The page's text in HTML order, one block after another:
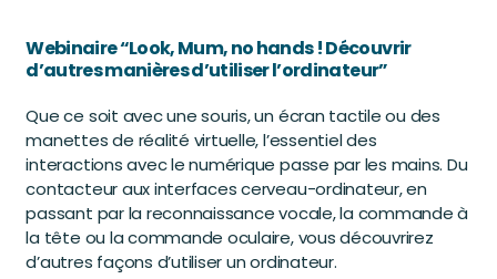
Webinaire “Look, Mum, no hands ! Découvrir
d’autres manières d’utiliser l’ordinateur”
Que ce soit avec une souris, un écran tactile ou des
manettes de réalité virtuelle, l’essentiel des
interactions avec le numérique passe par les mains. Du
contacteur aux interfaces cerveau-ordinateur, en
passant par la reconnaissance vocale, la commande à
la tête ou la commande oculaire, vous découvrirez
d’autres façons d’utiliser un ordinateur.